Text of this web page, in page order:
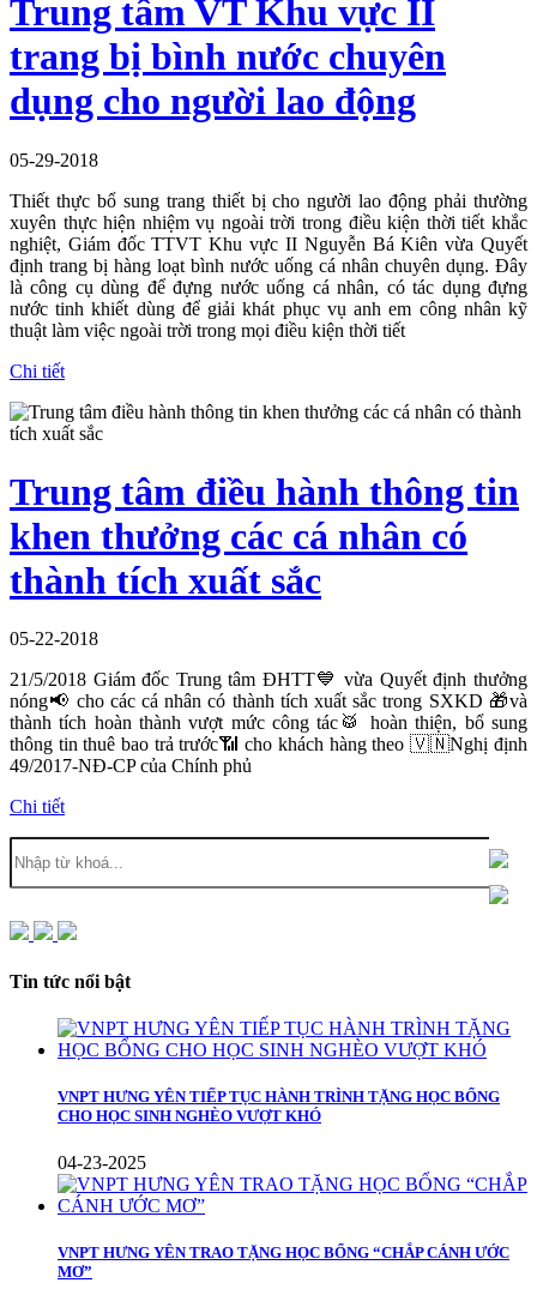
Trung tâm VT Khu vực II
trang bị bình nước chuyên
dụng cho người lao động
05-29-2018
Thiết thực bổ sung trang thiết bị cho người lao động phải thường
xuyên thực hiện nhiệm vụ ngoài trời trong điều kiện thời tiết khắc
nghiệt, Giám đốc TTVT Khu vực II Nguyễn Bá Kiên vừa Quyết
định trang bị hàng loạt bình nước uống cá nhân chuyên dụng. Đây
là công cụ dùng để đựng nước uống cá nhân, có tác dụng đựng
nước tinh khiết dùng để giải khát phục vụ anh em công nhân kỹ
thuật làm việc ngoài trời trong mọi điều kiện thời tiết
Chi tiết
Trung tâm điều hành thông tin
khen thưởng các cá nhân có
thành tích xuất sắc
05-22-2018
21/5/2018 Giám đốc Trung tâm ĐHTT💙 vừa Quyết định thưởng
nóng📢 cho các cá nhân có thành tích xuất sắc trong SXKD 🎁và
thành tích hoàn thành vượt mức công tác🥁 hoàn thiện, bổ sung
thông tin thuê bao trả trước📶 cho khách hàng theo 🇻🇳️Nghị định
49/2017-NĐ-CP của Chính phủ
Chi tiết
Tin tức nổi bật
VNPT HƯNG YÊN TIẾP TỤC HÀNH TRÌNH TẶNG HỌC BỔNG
CHO HỌC SINH NGHÈO VƯỢT KHÓ
04-23-2025
VNPT HƯNG YÊN TRAO TẶNG HỌC BỔNG “CHẮP CÁNH ƯỚC
MƠ”